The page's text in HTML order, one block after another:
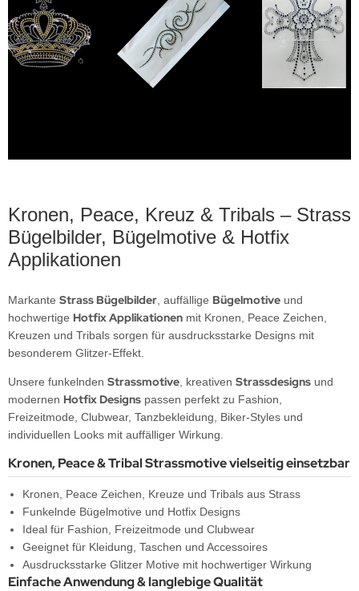
Kronen, Peace, Kreuz & Tribals – Strass
Bügelbilder, Bügelmotive & Hotfix
Applikationen
Markante Strass Bügelbilder , auffällige Bügelmotive und
hochwertige Hotfix Applikationen mit Kronen, Peace Zeichen,
Kreuzen und Tribals sorgen für ausdrucksstarke Designs mit
besonderem Glitzer-Effekt.
Unsere funkelnden Strassmotive , kreativen Strassdesigns und
modernen Hotfix Designs passen perfekt zu Fashion,
Freizeitmode, Clubwear, Tanzbekleidung, Biker-Styles und
individuellen Looks mit auffälliger Wirkung.
Kronen, Peace & Tribal Strassmotive vielseitig einsetzbar
Kronen, Peace Zeichen, Kreuze und Tribals aus Strass
Funkelnde Bügelmotive und Hotfix Designs
Ideal für Fashion, Freizeitmode und Clubwear
Geeignet für Kleidung, Taschen und Accessoires
Ausdrucksstarke Glitzer Motive mit hochwertiger Wirkung
Einfache Anwendung & langlebige Qualität
– Strass Bügelbilder & Motive
– Strass Bügelbilder & Motive
Strass Steine im Safari Style zum aufbügeln
gehämmert Sunland
für Textilveredelung
Elements